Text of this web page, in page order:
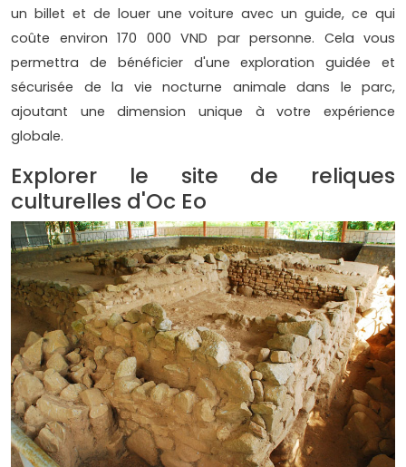
un billet et de louer une voiture avec un guide, ce qui
coûte environ 170 000 VND par personne. Cela vous
permettra de bénéficier d'une exploration guidée et
sécurisée de la vie nocturne animale dans le parc,
ajoutant une dimension unique à votre expérience
globale.
Explorer le site de reliques
culturelles d'Oc Eo